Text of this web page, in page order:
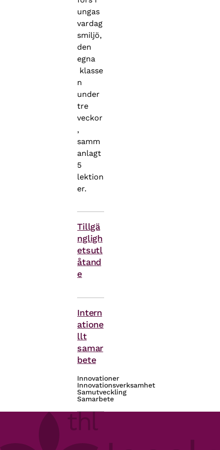
ungas
vardag
smiljö,
den
egna
klasse
n
under
tre
veckor
,
samm
anlagt
5
lektion
er.
Tillgä
ngligh
etsutl
åtand
e
Intern
atione
llt
samar
bete
Innovationer
Innovationsverksamhet
Samutveckling
Samarbete